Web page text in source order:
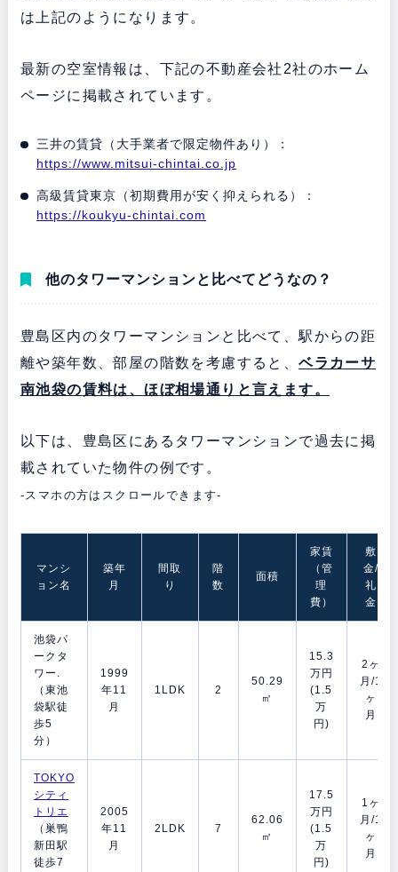
は上記のようになります。
最新の空室情報は、下記の不動産会社2社のホーム
ページに掲載されています。
三井の賃貸（大手業者で限定物件あり）：
https://www.mitsui-chintai.co.jp
高級賃貸東京（初期費用が安く抑えられる）：
https://koukyu-chintai.com
他のタワーマンションと比べてどうなの？
豊島区内のタワーマンションと比べて、駅からの距
離や築年数、部屋の階数を考慮すると、ベラカーサ
南池袋の賃料は、ほぼ相場通りと言えます。
以下は、豊島区にあるタワーマンションで過去に掲
載されていた物件の例です。
-スマホの方はスクロールできます-
マンシ
ョン名
築年
月
間取
り
階
数
面積
家賃
（管
理
費）
敷
金/
礼
金
池袋パ
ークタ
ワー.
（東池
袋駅徒
歩5
分）
1999
年11
月
1LDK 2
50.29
㎡
15.3
万円
(1.5
万
円)
2ヶ
月/1
ヶ
月
TOKYO
シティ
トリエ
（巣鴨
新田駅
徒歩7
2005
年11
月
2LDK 7
62.06
㎡
17.5
万円
(1.5
万
円)
1ヶ
月/1
ヶ
月